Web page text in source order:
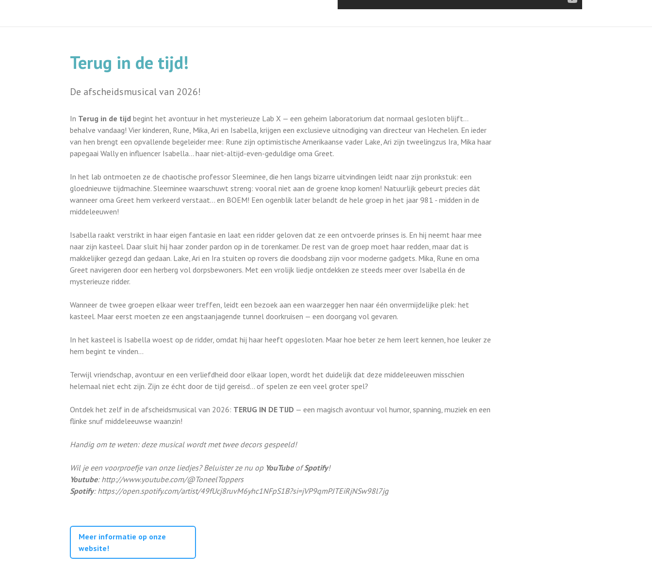
Terug in de tijd!
De afscheidsmusical van 2026!
In Terug in de tijd begint het avontuur in het mysterieuze Lab X — een geheim laboratorium dat normaal gesloten blijft…
behalve vandaag! Vier kinderen, Rune, Mika, Ari en Isabella, krijgen een exclusieve uitnodiging van directeur van Hechelen. En ieder
van hen brengt een opvallende begeleider mee: Rune zijn optimistische Amerikaanse vader Lake, Ari zijn tweelingzus Ira, Mika haar
papegaai Wally en influencer Isabella… haar niet-altijd-even-geduldige oma Greet.
In het lab ontmoeten ze de chaotische professor Sleeminee, die hen langs bizarre uitvindingen leidt naar zijn pronkstuk: een
gloednieuwe tijdmachine. Sleeminee waarschuwt streng: vooral niet aan de groene knop komen! Natuurlijk gebeurt precies dát
wanneer oma Greet hem verkeerd verstaat… en BOEM! Een ogenblik later belandt de hele groep in het jaar 981 - midden in de
middeleeuwen!
Isabella raakt verstrikt in haar eigen fantasie en laat een ridder geloven dat ze een ontvoerde prinses is. En hij neemt haar mee
naar zijn kasteel. Daar sluit hij haar zonder pardon op in de torenkamer. De rest van de groep moet haar redden, maar dat is
makkelijker gezegd dan gedaan. Lake, Ari en Ira stuiten op rovers die doodsbang zijn voor moderne gadgets. Mika, Rune en oma
Greet navigeren door een herberg vol dorpsbewoners. Met een vrolijk liedje ontdekken ze steeds meer over Isabella én de
mysterieuze ridder.
Wanneer de twee groepen elkaar weer treffen, leidt een bezoek aan een waarzegger hen naar één onvermijdelijke plek: het
kasteel. Maar eerst moeten ze een angstaanjagende tunnel doorkruisen — een doorgang vol gevaren.
In het kasteel is Isabella woest op de ridder, omdat hij haar heeft opgesloten. Maar hoe beter ze hem leert kennen, hoe leuker ze
hem begint te vinden…
Terwijl vriendschap, avontuur en een verliefdheid door elkaar lopen, wordt het duidelijk dat deze middeleeuwen misschien
helemaal niet echt zijn. Zijn ze écht door de tijd gereisd… of spelen ze een veel groter spel?
Ontdek het zelf in de afscheidsmusical van 2026: TERUG IN DE TIJD — een magisch avontuur vol humor, spanning, muziek en een
flinke snuf middeleeuwse waanzin!
Handig om te weten: deze musical wordt met twee decors gespeeld!
Wil je een voorproefje van onze liedjes? Beluister ze nu op YouTube ofSpotify!
Youtube: http://www.youtube.com/@ToneelToppers
Spotify: https://open.spotify.com/artist/49fUcj8ruvM6yhc1NFpS1B?si=jVP9qmPJTEiRjNSw98l7jg
Meer informatie op onze
website!